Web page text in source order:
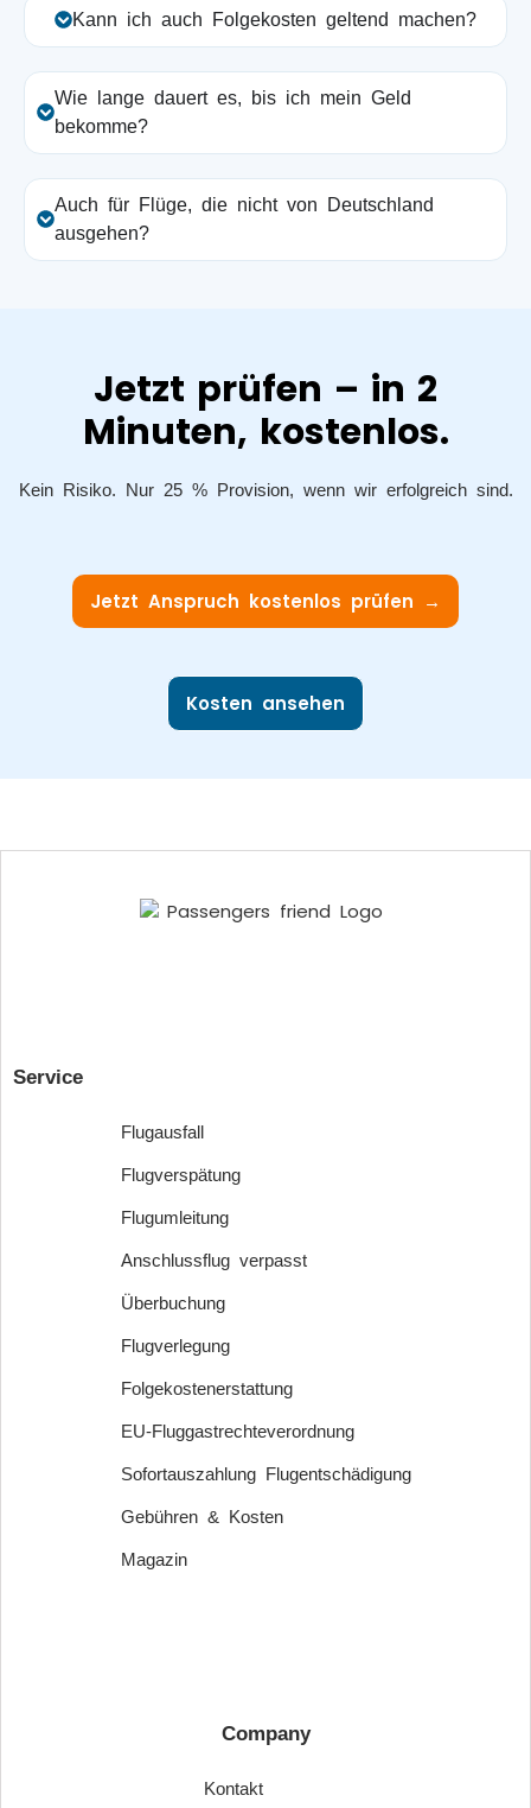
Kann ich auch Folgekosten geltend machen?
Wie lange dauert es, bis ich mein Geld
bekomme?
Auch für Flüge, die nicht von Deutschland
ausgehen?
Jetzt prüfen – in 2
Minuten, kostenlos.
Kein Risiko. Nur 25 % Provision, wenn wir erfolgreich sind.
Jetzt Anspruch kostenlos prüfen →
Kosten ansehen
Service
Flugausfall
Flugverspätung
Flugumleitung
Anschlussflug verpasst
Überbuchung
Flugverlegung
Folgekostenerstattung
EU-Fluggastrechteverordnung
Sofortauszahlung Flugentschädigung
Gebühren & Kosten
Magazin
Company
Kontakt